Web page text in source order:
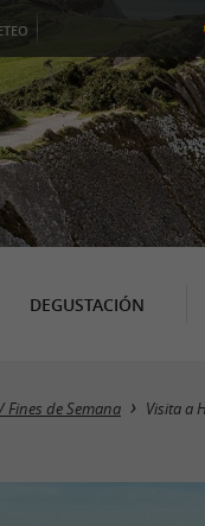
DEGUSTACIÓN
Fines de Semana Visita a